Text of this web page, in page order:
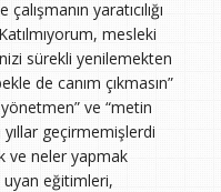
yaratıcılığı
mesleki
sürekli yenilemekten
de canım çıkmasın”
yönetmen” ve “metin
yıllar geçirmemişlerdi
ve neler yapmak
uyan eğitimleri,